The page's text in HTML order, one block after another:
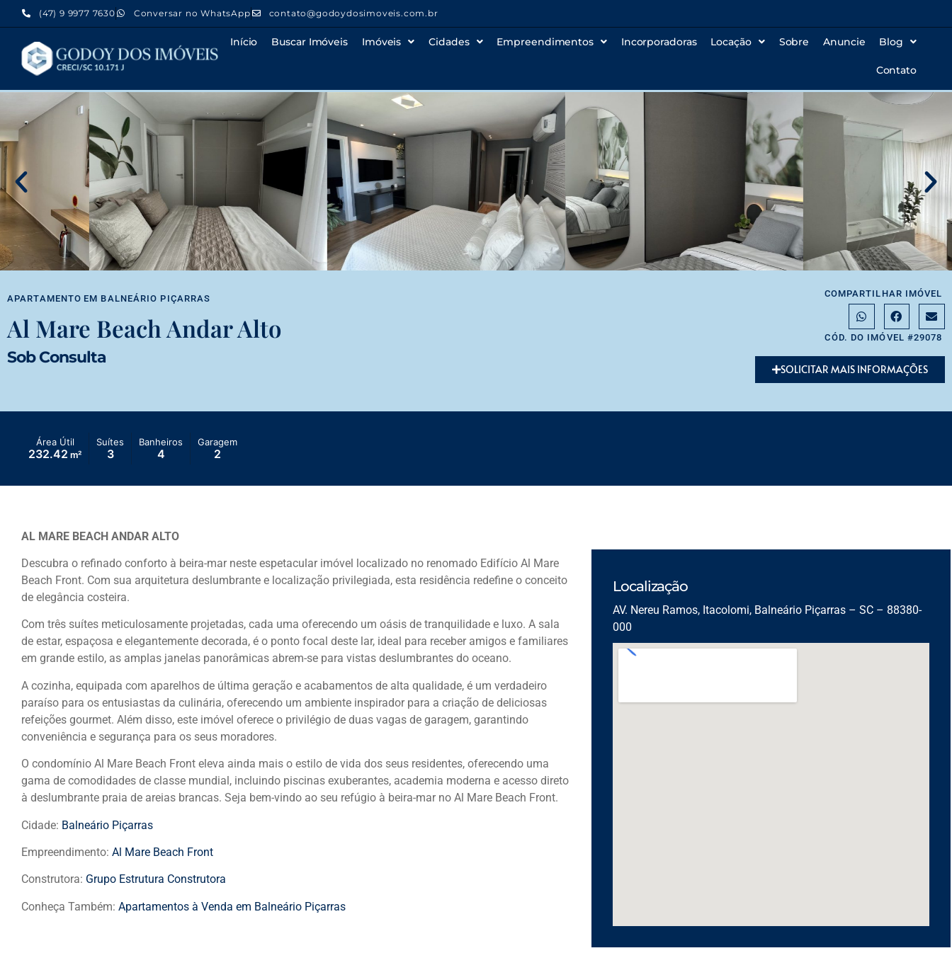
(47) 9 9977 7630 Conversar no WhatsApp contato@godoydosimoveis.com.br
Início Buscar Imóveis Imóveis Cidades Empreendimentos Incorporadoras Locação Sobre Anuncie Blog
Contato
APARTAMENTO EM BALNEÁRIO PIÇARRAS
Al Mare Beach Andar Alto
Sob Consulta
COMPARTILHAR IMÓVEL
CÓD. DO IMÓVEL #29078
SOLICITAR MAIS INFORMAÇÕES
Área Útil
232.42 m²
Suítes
3
Banheiros
4
Garagem
2
AL MARE BEACH ANDAR ALTO
Descubra o refinado conforto à beira-mar neste espetacular imóvel localizado no renomado Edifício Al Mare
Beach Front. Com sua arquitetura deslumbrante e localização privilegiada, esta residência redefine o conceito
de elegância costeira.
Com três suítes meticulosamente projetadas, cada uma oferecendo um oásis de tranquilidade e luxo. A sala
de estar, espaçosa e elegantemente decorada, é o ponto focal deste lar, ideal para receber amigos e familiares
em grande estilo, as amplas janelas panorâmicas abrem-se para vistas deslumbrantes do oceano.
A cozinha, equipada com aparelhos de última geração e acabamentos de alta qualidade, é um verdadeiro
paraíso para os entusiastas da culinária, oferecendo um ambiente inspirador para a criação de deliciosas
refeições gourmet. Além disso, este imóvel oferece o privilégio de duas vagas de garagem, garantindo
conveniência e segurança para os seus moradores.
O condomínio Al Mare Beach Front eleva ainda mais o estilo de vida dos seus residentes, oferecendo uma
gama de comodidades de classe mundial, incluindo piscinas exuberantes, academia moderna e acesso direto
à deslumbrante praia de areias brancas. Seja bem-vindo ao seu refúgio à beira-mar no Al Mare Beach Front.
Cidade: Balneário Piçarras
Empreendimento: Al Mare Beach Front
Construtora: Grupo Estrutura Construtora
Conheça Também: Apartamentos à Venda em Balneário Piçarras
Localização
AV. Nereu Ramos, Itacolomi, Balneário Piçarras – SC – 88380-
000